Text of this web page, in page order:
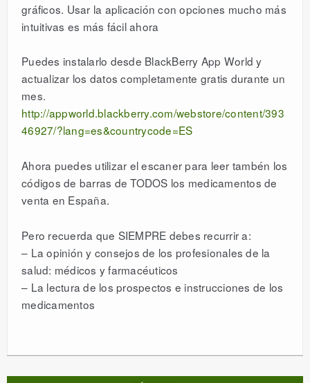
gráficos. Usar la aplicación con opciones mucho más
intuitivas es más fácil ahora
Puedes instalarlo desde BlackBerry App World y
actualizar los datos completamente gratis durante un
mes.
http://appworld.blackberry.com/webstore/content/393
46927/?lang=es&countrycode=ES
Ahora puedes utilizar el escaner para leer tambén los
códigos de barras de TODOS los medicamentos de
venta en España.
Pero recuerda que SIEMPRE debes recurrir a:
– La opinión y consejos de los profesionales de la
salud: médicos y farmacéuticos
– La lectura de los prospectos e instrucciones de los
medicamentos